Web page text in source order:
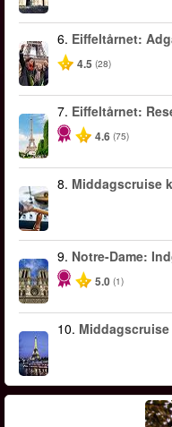
6. Eiffeltårnet:
4.5 (28)
7. Eiffeltårnet:
4.6 (75)
8. Middagscruise
9. Notre-Dame:
5.0 (1)
10.